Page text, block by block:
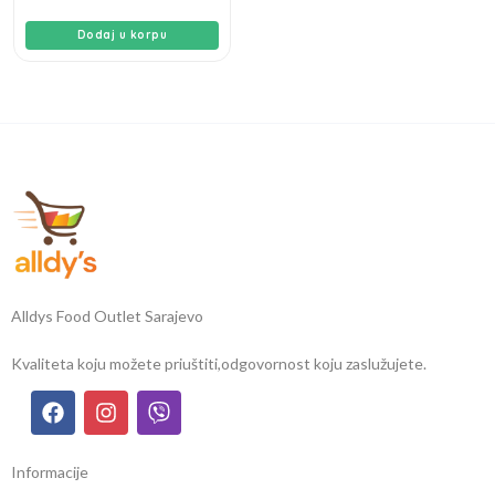
Dodaj u korpu
Alldys Food Outlet Sarajevo
Kvaliteta koju možete priuštiti,odgovornost koju zaslužujete.
Informacije